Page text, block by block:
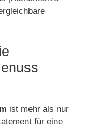
ist mehr als nur
für eine